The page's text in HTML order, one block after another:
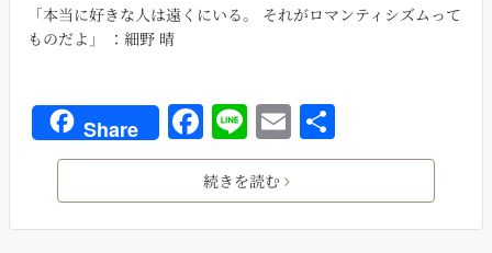
「本当に好きな人は遠くにいる。 それがロマンティシズムって
ものだよ」 ：細野 晴
Share F
a
c
e
Li
n
e
E
m
ai
l
有
続きを読む